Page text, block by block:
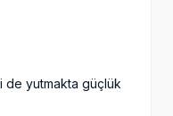
de yutmakta güçlük